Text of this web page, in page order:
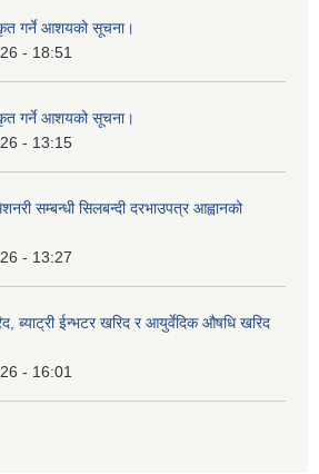
गर्ने आशयको सूचना।
- 18:51
गर्ने आशयको सूचना।
- 13:15
सम्बन्धी सिलबन्दी दरभाउपत्र आह्वानको
- 13:27
ब्याट‍्री ईन्भटर खरिद र आयुर्वेदिक औषधि खरिद
- 16:01